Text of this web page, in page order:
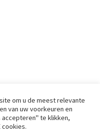
om u de meest relevante
van uw voorkeuren en
accepteren" te klikken,
cookies.